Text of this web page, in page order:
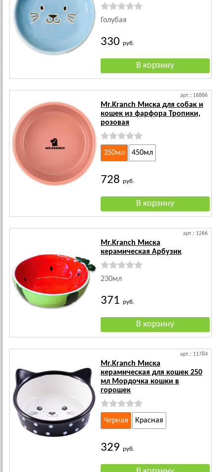
Голубая
330 руб.
арт.: 16886
Mr.Kranch Миска для собак и
кошек из фарфора Тропики,
розовая
350мл 450мл
728 руб.
арт.: 1266
Mr.Kranch Миска
керамическая Арбузик
230мл
371 руб.
арт.: 11784
Mr.Kranch Миска
керамическая для кошек 250
мл Мордочка кошки в
горошек
Черная Красная
329 руб.